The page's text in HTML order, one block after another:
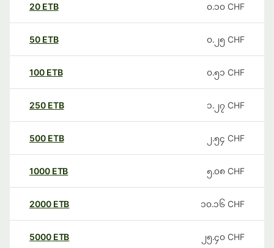
20 ETB ၀.၁၀ CHF
50 ETB ၀.၂၅ CHF
100 ETB ၀.၅၁ CHF
250 ETB ၁.၂၇ CHF
500 ETB ၂.၅၄ CHF
1000 ETB ၅.၀၈ CHF
2000 ETB ၁၀.၁၆ CHF
5000 ETB ၂၅.၄၀ CHF